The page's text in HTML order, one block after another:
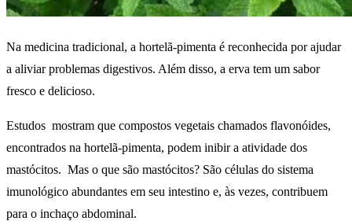
Na medicina tradicional, a hortelã-pimenta é reconhecida por ajudar
a aliviar problemas digestivos. Além disso, a erva tem um sabor
fresco e delicioso.
Estudos mostram que compostos vegetais chamados flavonóides,
encontrados na hortelã-pimenta, podem inibir a atividade dos
mastócitos. Mas o que são mastócitos? São células do sistema
imunológico abundantes em seu intestino e, às vezes, contribuem
para o inchaço abdominal.